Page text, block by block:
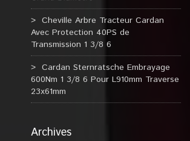
Cheville Arbre Tracteur Cardan
Avec Protection 40PS de
Transmission 1 3/8 6
Cardan Sternratsche Embrayage
600Nm 1 3/8 6 Pour L910mm Traverse
23x61mm
Archives